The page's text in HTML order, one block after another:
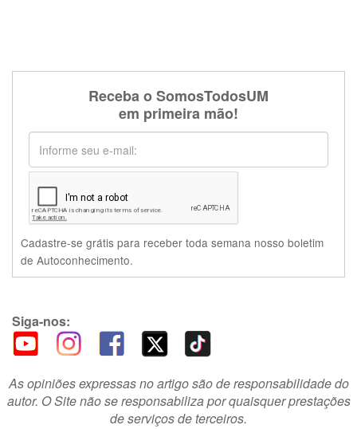
Receba o SomosTodosUM
em primeira mão!
Cadastre-se grátis para receber toda semana nosso boletim
de Autoconhecimento.
Siga-nos:
As opiniões expressas no artigo são de responsabilidade do
autor. O Site não se responsabiliza por quaisquer prestações
de serviços de terceiros.